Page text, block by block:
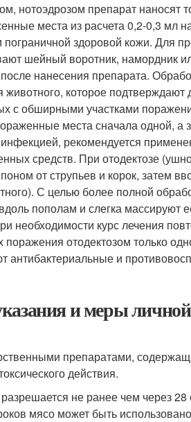
нотоэдрозом препарат наносят
места из расчета 0,2-0,3 мл
пограничной здоровой кожи. Для
шейный воротник, намордник
нанесения препарата.
которое
с обширными участками
места сначала одной, а
рекомендуется
средств. При отодектозе
от струпьев и корок, затем
С целью более полной
пополам и слегка массируют
необходимости курс лечения
отодектозом только
и
и меры личной
препаратами,
действия.
не ранее чем через 28
мясо может быть